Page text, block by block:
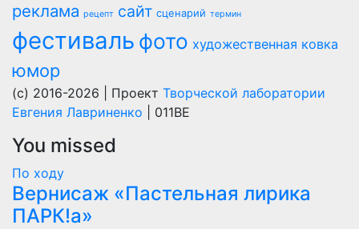
реклама рецепт сайт сценарий термин
фестиваль фото художественная ковка
юмор
(c) 2016-2026 | Проект Творческой лаборатории
Евгения Лавриненко | 011BE
You missed
По ходу
Вернисаж «Пастельная лирика
ПАРК!а»